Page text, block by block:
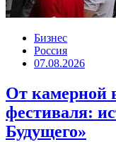
Бизнес
Россия
07.08.2026
От камерной
фестиваля:
Будущего»